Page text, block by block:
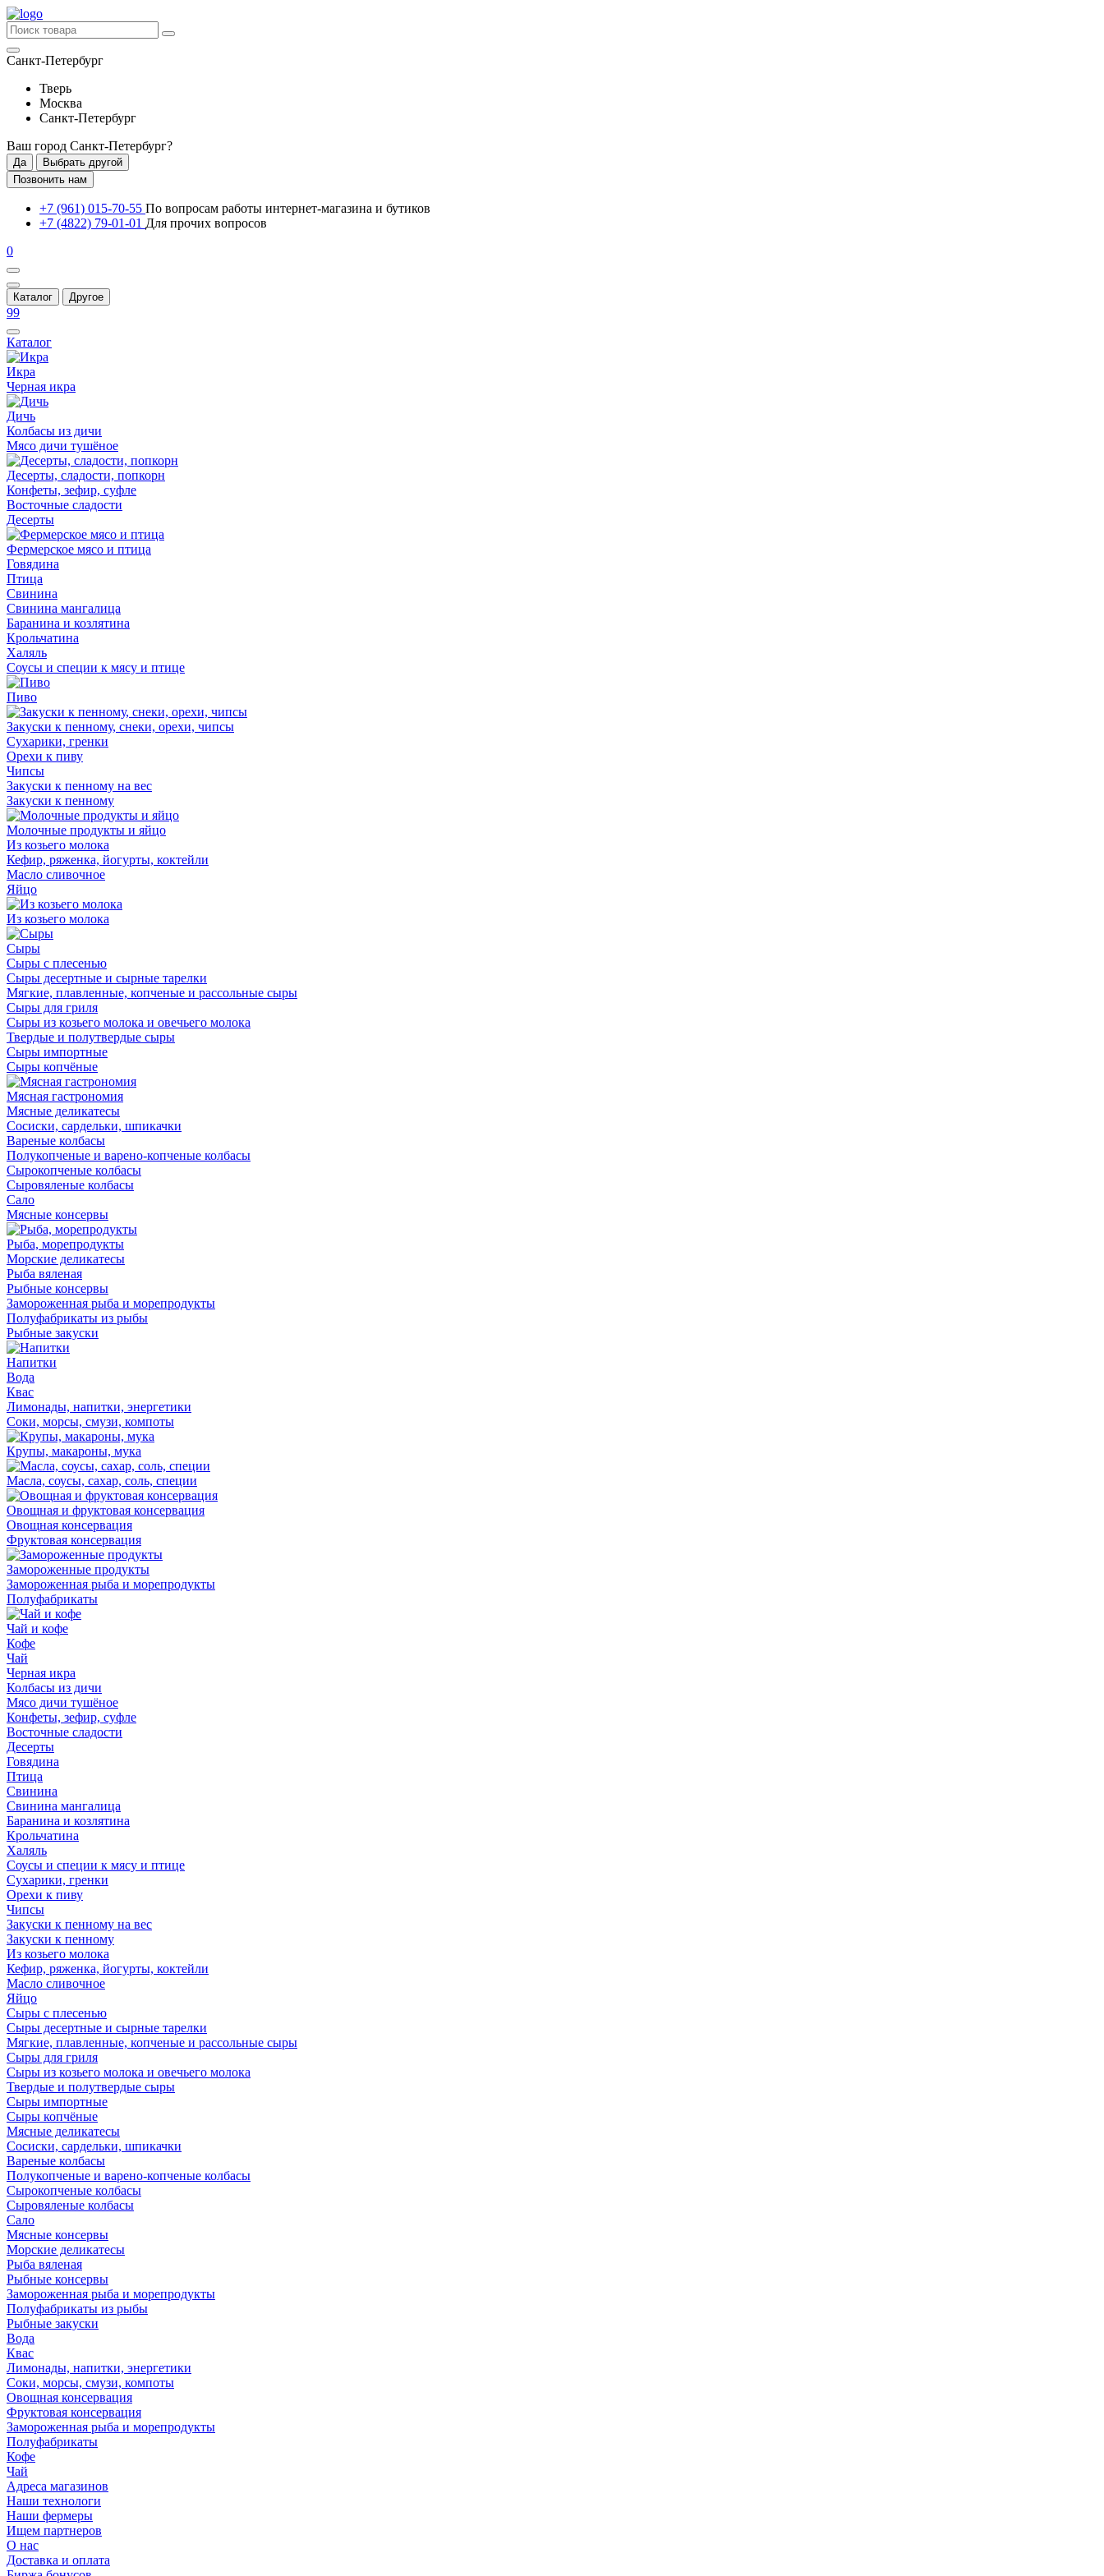
Санкт-Петербург
Тверь
Москва
Санкт-Петербург
Ваш город Санкт-Петербург?
Да
Выбрать другой
Позвонить нам
+7 (961) 015-70-55 По вопросам работы интернет-магазина и бутиков
+7 (4822) 79-01-01 Для прочих вопросов
0
Каталог Другое
99
Каталог
Икра
Черная икра
Дичь
Колбасы из дичи
Мясо дичи тушёное
Десерты, сладости, попкорн
Конфеты, зефир, суфле
Восточные сладости
Десерты
Фермерское мясо и птица
Говядина
Птица
Свинина
Свинина мангалица
Баранина и козлятина
Крольчатина
Халяль
Соусы и специи к мясу и птице
Пиво
Закуски к пенному, снеки, орехи, чипсы
Сухарики, гренки
Орехи к пиву
Чипсы
Закуски к пенному на вес
Закуски к пенному
Молочные продукты и яйцо
Из козьего молока
Кефир, ряженка, йогурты, коктейли
Масло сливочное
Яйцо
Из козьего молока
Сыры
Сыры с плесенью
Сыры десертные и сырные тарелки
Мягкие, плавленные, копченые и рассольные сыры
Сыры для гриля
Сыры из козьего молока и овечьего молока
Твердые и полутвердые сыры
Сыры импортные
Сыры копчёные
Мясная гастрономия
Мясные деликатесы
Сосиски, сардельки, шпикачки
Вареные колбасы
Полукопченые и варено-копченые колбасы
Сырокопченые колбасы
Сыровяленые колбасы
Сало
Мясные консервы
Рыба, морепродукты
Морские деликатесы
Рыба вяленая
Рыбные консервы
Замороженная рыба и морепродукты
Полуфабрикаты из рыбы
Рыбные закуски
Напитки
Вода
Квас
Лимонады, напитки, энергетики
Соки, морсы, смузи, компоты
Крупы, макароны, мука
Масла, соусы, сахар, соль, специи
Овощная и фруктовая консервация
Овощная консервация
Фруктовая консервация
Замороженные продукты
Замороженная рыба и морепродукты
Полуфабрикаты
Чай и кофе
Кофе
Чай
Черная икра
Колбасы из дичи
Мясо дичи тушёное
Конфеты, зефир, суфле
Восточные сладости
Десерты
Говядина
Птица
Свинина
Свинина мангалица
Баранина и козлятина
Крольчатина
Халяль
Соусы и специи к мясу и птице
Сухарики, гренки
Орехи к пиву
Чипсы
Закуски к пенному на вес
Закуски к пенному
Из козьего молока
Кефир, ряженка, йогурты, коктейли
Масло сливочное
Яйцо
Сыры с плесенью
Сыры десертные и сырные тарелки
Мягкие, плавленные, копченые и рассольные сыры
Сыры для гриля
Сыры из козьего молока и овечьего молока
Твердые и полутвердые сыры
Сыры импортные
Сыры копчёные
Мясные деликатесы
Сосиски, сардельки, шпикачки
Вареные колбасы
Полукопченые и варено-копченые колбасы
Сырокопченые колбасы
Сыровяленые колбасы
Сало
Мясные консервы
Морские деликатесы
Рыба вяленая
Рыбные консервы
Замороженная рыба и морепродукты
Полуфабрикаты из рыбы
Рыбные закуски
Вода
Квас
Лимонады, напитки, энергетики
Соки, морсы, смузи, компоты
Овощная консервация
Фруктовая консервация
Замороженная рыба и морепродукты
Полуфабрикаты
Кофе
Чай
Адреса магазинов
Наши технологи
Наши фермеры
Ищем партнеров
О нас
Доставка и оплата